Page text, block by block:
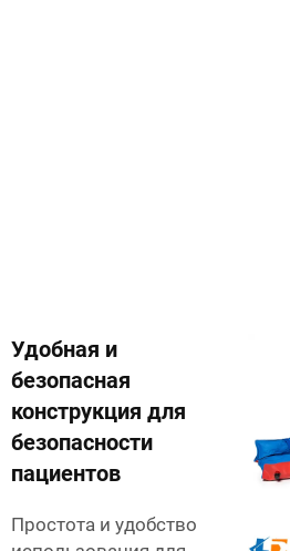
Удобная и
безопасная
конструкция для
безопасности
пациентов
Простота и удобство